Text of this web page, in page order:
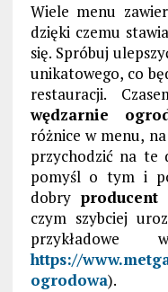
Wiele menu
dzięki czemu
się. Spróbuj
unikatowego, co
restauracji.
wędzarnie
różnice w menu,
przychodzić na te
pomyśl o tym i
dobry
czym szybciej
przykładowe
https://
ogrodowa).